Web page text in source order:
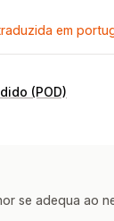
em
(POD)
se adequa ao